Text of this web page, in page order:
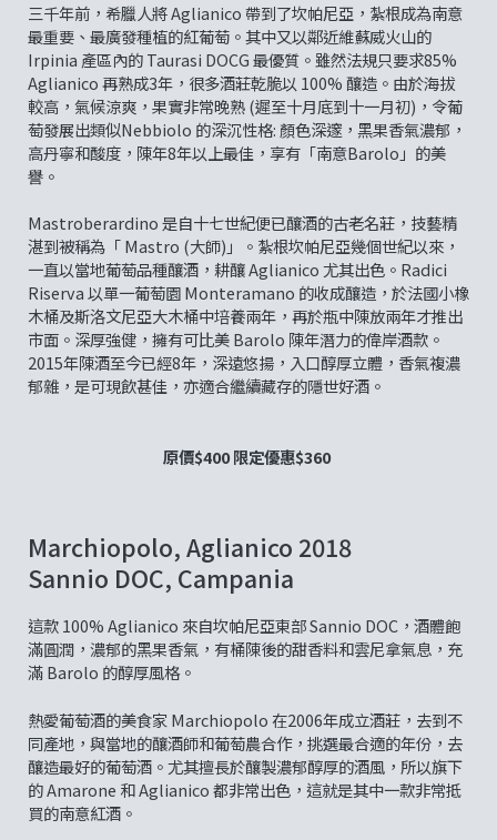
三千年前，希臘人將 Aglianico 帶到了坎帕尼亞，紮根成為南意
最重要、最廣發種植的紅葡萄。其中又以鄰近維蘇威火山的
Irpinia 產區內的 Taurasi DOCG 最優質。雖然法規只要求85%
Aglianico 再熟成3年，很多酒莊乾脆以 100% 釀造。由於海拔
較高，氣候涼爽，果實非常晚熟 (遲至十月底到十一月初)，令葡
萄發展出類似Nebbiolo 的深沉性格: 顏色深邃，黑果香氣濃郁，
高丹寧和酸度，陳年8年以上最佳，享有「南意Barolo」的美
譽。
Mastroberardino 是自十七世紀便已釀酒的古老名莊，技藝精
湛到被稱為「 Mastro (大師)」。紮根坎帕尼亞幾個世紀以來，
一直以當地葡萄品種釀酒，耕釀 Aglianico 尤其出色。Radici
Riserva 以單一葡萄園 Monteramano 的收成釀造，於法國小橡
木桶及斯洛文尼亞大木桶中培養兩年，再於瓶中陳放兩年才推出
市面。深厚強健，擁有可比美 Barolo 陳年潛力的偉岸酒款。
2015年陳酒至今已經8年，深遠悠揚，入口醇厚立體，香氣複濃
郁雜，是可現飲甚佳，亦適合繼續藏存的隱世好酒。
原價$400 限定優惠$360
Marchiopolo, Aglianico 2018
Sannio DOC, Campania
這款 100% Aglianico 來自坎帕尼亞東部 Sannio DOC，酒體飽
滿圓潤，濃郁的黑果香氣，有桶陳後的甜香料和雲尼拿氣息，充
滿 Barolo 的醇厚風格。
熱愛葡萄酒的美食家 Marchiopolo 在2006年成立酒莊，去到不
同產地，與當地的釀酒師和葡萄農合作，挑選最合適的年份，去
釀造最好的葡萄酒。尤其擅長於釀製濃郁醇厚的酒風，所以旗下
的 Amarone 和 Aglianico 都非常出色，這就是其中一款非常抵
買的南意紅酒。